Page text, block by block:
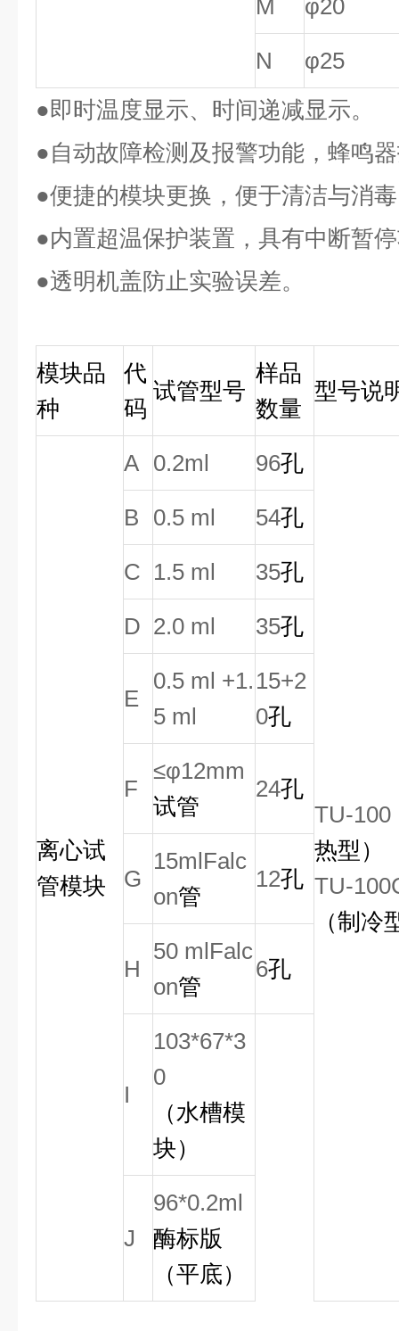
M φ20
N
φ25
●即时温度显示、时间递减显示。
●自动故障检测及报警功能，蜂鸣
●便捷的模块更换，便于清洁与消
●内置超温保护装置，具有中断暂
●透明机盖防止实验误差。
模块品
种
代
码
试管型号
样品
数量
型号说
离心试
管模块
A 0.2ml 96孔
TU-100
热型）
TU-
（制冷
B 0.5 ml 54孔
C 1.5 ml 35孔
D 2.0 ml 35孔
E
0.5 ml +1.
5 ml
15+2
0孔
F
≤φ12mm
试管
24孔
G
15mlFalc
on管
12孔
H
50 mlFalc
on管
6孔
I
103*67*3
0
（水槽模
块）
J
96*0.2ml
酶标版
（平底）